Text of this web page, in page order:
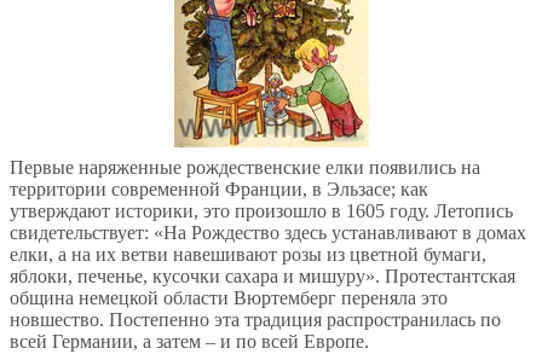
Первые наряженные рождественские елки появились на
территории современной Франции, в Эльзасе; как
утверждают историки, это произошло в 1605 году. Летопись
свидетельствует: «На Рождество здесь устанавливают в домах
елки, а на их ветви навешивают розы из цветной бумаги,
яблоки, печенье, кусочки сахара и мишуру». Протестантская
община немецкой области Вюртемберг переняла это
новшество. Постепенно эта традиция распространилась по
всей Германии, а затем – и по всей Европе.